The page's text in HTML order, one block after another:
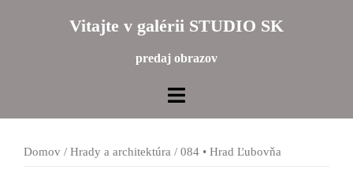
Vitajte v galérii STUDIO SK
predaj obrazov
Domov / Hrady a architektúra / 084 • Hrad Ľubovňa